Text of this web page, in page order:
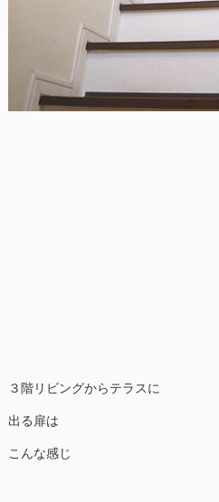
３階リビングからテラスに
出る扉は
こんな感じ